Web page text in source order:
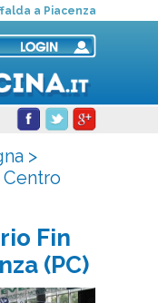
a Piacenza
>
Centro
Fin
(PC)